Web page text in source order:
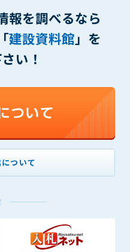
報を調べるなら
建設資料館」を
い！
ついて
及びダウンロードした情報
転売し、または転売のため
下に該当する、またはその
削除できるものとします。
定める禁止事項に該当する
理上、必要と判断した場合
場合
した場合
ビス内容の変更(新規追加、
を中止または廃止することが
る会員または他の第三者が